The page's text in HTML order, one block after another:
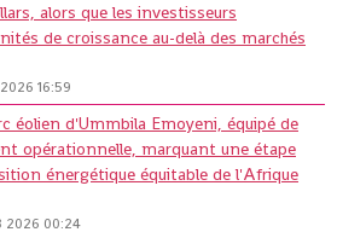
alors que les investisseurs
de croissance au-delà des marchés
16:59
éolien d'Ummbila Emoyeni, équipé de
opérationnelle, marquant une étape
énergétique équitable de l'Afrique
2026 00:24